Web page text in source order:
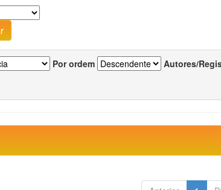
Por ordem Autores/